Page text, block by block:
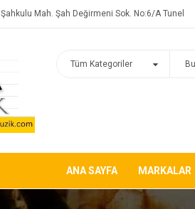
Şahkulu Mah. Şah Değirmeni Sok. No:6/A Tunel
ANA SAYFA MARKALAR